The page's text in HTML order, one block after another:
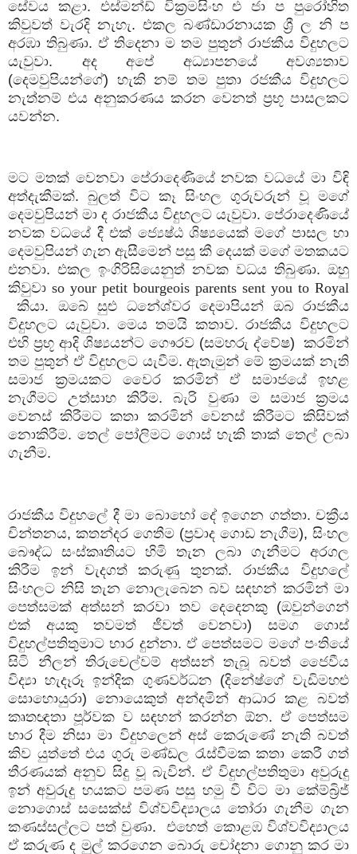
සේවය කළා. එස්මන්ඩ් වික්‍රමසිංහ එ ජා ප පුරෝහිත
කිවුවත් වැරදි නැහැ. එකල බණ්ඩාරනායක ශ්‍රී ල නි ප
අරඹා තිබුණා. ඒ තිදෙනා ම තම පුතුන් රාජකීය විදුහලට
යැවුවා. අද අපේ අධ්‍යාපනයේ අවශ්‍යතාව
(දෙමවුපියන්ගේ) හැකි නම් තම පුතා රජකීය විදුහලට
නැත්නම් එය අනුකරණය කරන වෙනත් ප්‍රභූ පාසලකට
යවන්න.
මට මතක් වෙනවා පේරාදෙණියේ නවක වධයේ මා විඳි
අත්දැකීමක්. බුලත් විට කෑ සිංහල ගුරුවරුන් වූ මගේ
දෙමවුපියන් මා ද රාජකීය විදුහලට යැවුවා. පේරාදෙණියේ
නවක වධයේ දී එක් ජ්‍යෙෂ්ඨ ශිෂ්‍යයෙක් මගේ පාසල හා
දෙමවුපියන් ගැන ඇසීමෙන් පසු කී දෙයක් මගේ මතකයට
එනවා. එකල ඉංගිරිසියෙනුත් නවක වධය තිබුණා. ඔහු
කිවුවා so your petit bourgeois parents sent you to Royal
කියා. ඔබේ සුළු ධනේශ්වර දෙමාපියන් ඔබ රාජකීය
විදුහලට යැවුවා. මෙය තමයි කතාව. රාජකීය විදුහලට
එහි ප්‍රභූ ආදි ශිෂ්‍යයන්ට ගෞරව (සමහරු ද්වේෂ) කරමින්
තම පුතුන් ඒ විදුහලට යැවීම. ඇතැමුන් මේ ක්‍රමයක් නැති
සමාජ ක්‍රමයකට වෛර කරමින් ඒ සමාජයේ ඉහළ
නැගීමට උත්සාහ කිරීම. බැරි වුණා ම සමාජ ක්‍රමය
වෙනස් කිරීමට කතා කරමින් වෙනස් කිරීමට කිසිවක්
නොකිරීම. තෙල් පෝලිමට ගොස් හැකි තාක් තෙල් ලබා
ගැනීම.
රාජකීය විදුහලේ දී මා බොහෝ දේ ඉගෙන ගත්තා. චක්‍රීය
චින්තනය, කතන්දර ගෙතීම (ප්‍රවාද ගොඩ නැගීම), සිංහල
බෞද්ධ සංස්කෘතියට හිමි තැන ලබා ගැනීමට අරගල
කිරීම ඉන් වැදගත් කරුණු තුනක්. රාජකීය විදුහලේ
සිංහලට නිසි තැන නොලැබෙන බව සඳහන් කරමින් මා
පෙත්සමක් අත්සන් කරවා තව දෙදෙනකු (ඔවුන්ගෙන්
එක් අයකු තවමත් ජීවත් වෙනවා) සමග ගොස්
විදුහල්පතිතුමාට භාර දුන්නා. ඒ පෙත්සමට මගේ පංතියේ
සිටි නීලන් තිරුචෙල්වම් අත්සන් තැබූ බවත් ජෛවීය
විද්‍යා හැදෑරූ ඉන්දික ගුණවර්ධන (දිනේෂ්ගේ වැඩිමහළු
සොහොයුරා) නොයෙකුත් අන්දමින් ආධාර කළ බවත්
කෘතඥතා පූර්වක ව සඳහන් කරන්න ඕන. ඒ පෙත්සම
භාර දීම නිසා මා විදුහලෙන් අස් කෙරුණේ නැති බවත්
කිව යුත්තේ එය ගුරු මණ්ඩල රැස්වීමක කතා කෙරී ගත්
තීරණයක් අනුව සිදු වූ බැවින්. ඒ විදුහල්පතිතුමා අවුරුදු
ඉන් අවුරුදු හයකට පමණ පසු හමු වී විට මා කේම්බ්‍රිජ්
නොගොස් සසෙක්ස් විශ්වවිද්‍යාලය තෝරා ගැනීම ගැන
කණස්සල්ලට පත් වුණා.
එහෙත් කොළඹ විශ්වවිද්‍යාලය
ඒ කරුණ ද මුල් කරගෙන බොරු චෝදනා ගොනු කර මා